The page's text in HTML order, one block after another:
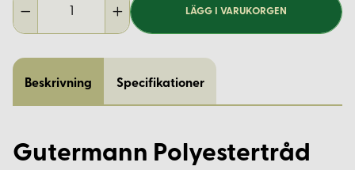
LÄGG I VARUKORGEN
Beskrivning Specifikationer
Gutermann Polyestertråd